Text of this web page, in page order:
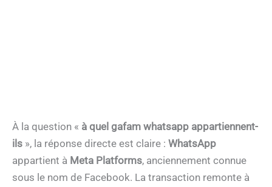
À la question « à quel gafam whatsapp appartiennent-
ils », la réponse directe est claire : WhatsApp
appartient à Meta Platforms, anciennement connue
sous le nom de Facebook. La transaction remonte à